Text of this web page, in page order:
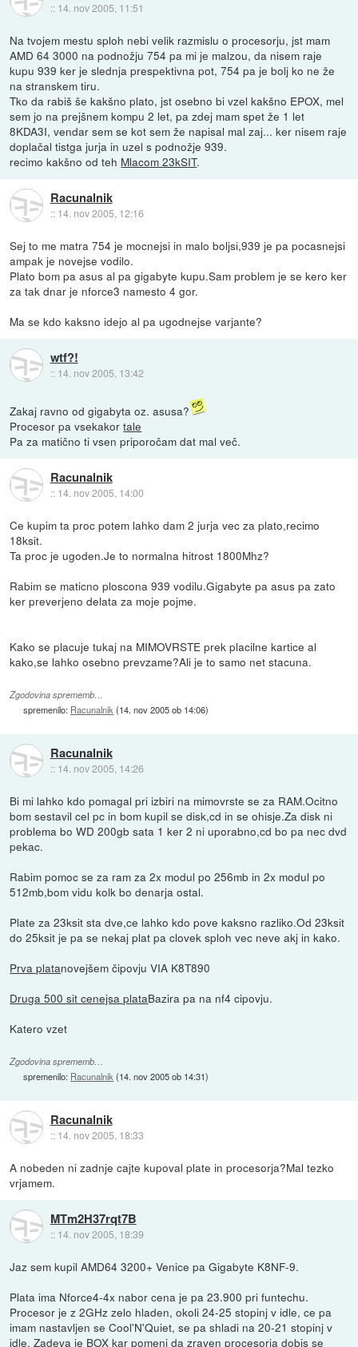
:: 14. nov 2005, 11:51
Na tvojem mestu sploh nebi velik razmislu o procesorju, jst mam
AMD 64 3000 na podnožju 754 pa mi je malzou, da nisem raje
kupu 939 ker je slednja prespektivna pot, 754 pa je bolj ko ne že
na stranskem tiru.
Tko da rabiš še kakšno plato, jst osebno bi vzel kakšno EPOX, mel
sem jo na prejšnem kompu 2 let, pa zdej mam spet že 1 let
8KDA3I, vendar sem se kot sem že napisal mal zaj... ker nisem raje
doplačal tistga jurja in uzel s podnožje 939.
recimo kakšno od teh Mlacom 23kSIT.
Racunalnik
:: 14. nov 2005, 12:16
Sej to me matra 754 je mocnejsi in malo boljsi,939 je pa pocasnejsi
ampak je novejse vodilo.
Plato bom pa asus al pa gigabyte kupu.Sam problem je se kero ker
za tak dnar je nforce3 namesto 4 gor.
Ma se kdo kaksno idejo al pa ugodnejse varjante?
wtf?!
:: 14. nov 2005, 13:42
Zakaj ravno od gigabyta oz. asusa?
Procesor pa vsekakortale
Pa za matično ti vsen priporočam dat mal več.
Racunalnik
:: 14. nov 2005, 14:00
Ce kupim ta proc potem lahko dam 2 jurja vec za plato,recimo
18ksit.
Ta proc je ugoden.Je to normalna hitrost 1800Mhz?
Rabim se maticno ploscona 939 vodilu.Gigabyte pa asus pa zato
ker preverjeno delata za moje pojme.
Kako se placuje tukaj na MIMOVRSTE prek placilne kartice al
kako,se lahko osebno prevzame?Ali je to samo net stacuna.
Zgodovina sprememb…
spremenilo: Racunalnik (14. nov 2005 ob 14:06)
Racunalnik
:: 14. nov 2005, 14:26
Bi mi lahko kdo pomagal pri izbiri na mimovrste se za RAM.Ocitno
bom sestavil cel pc in bom kupil se disk,cd in se ohisje.Za disk ni
problema bo WD 200gb sata 1 ker 2 ni uporabno,cd bo pa nec dvd
pekac.
Rabim pomoc se za ram za 2x modul po 256mb in 2x modul po
512mb,bom vidu kolk bo denarja ostal.
Plate za 23ksit sta dve,ce lahko kdo pove kaksno razliko.Od 23ksit
do 25ksit je pa se nekaj plat pa clovek sploh vec neve akj in kako.
Prva platanovejšem čipovju VIA K8T890
Druga 500 sit cenejsa plataBazira pa na nf4 cipovju.
Katero vzet
Zgodovina sprememb…
spremenilo: Racunalnik (14. nov 2005 ob 14:31)
Racunalnik
:: 14. nov 2005, 18:33
A nobeden ni zadnje cajte kupoval plate in procesorja?Mal tezko
vrjamem.
MTm2H37rqt7B
:: 14. nov 2005, 18:39
Jaz sem kupil AMD64 3200+ Venice pa Gigabyte K8NF-9.
Plata ima Nforce4-4x nabor cena je pa 23.900 pri funtechu.
Procesor je z 2GHz zelo hladen, okoli 24-25 stopinj v idle, ce pa
imam nastavljen se Cool'N'Quiet, se pa shladi na 20-21 stopinj v
idle. Zadeva je BOX kar pomeni da zraven procesorja dobis se